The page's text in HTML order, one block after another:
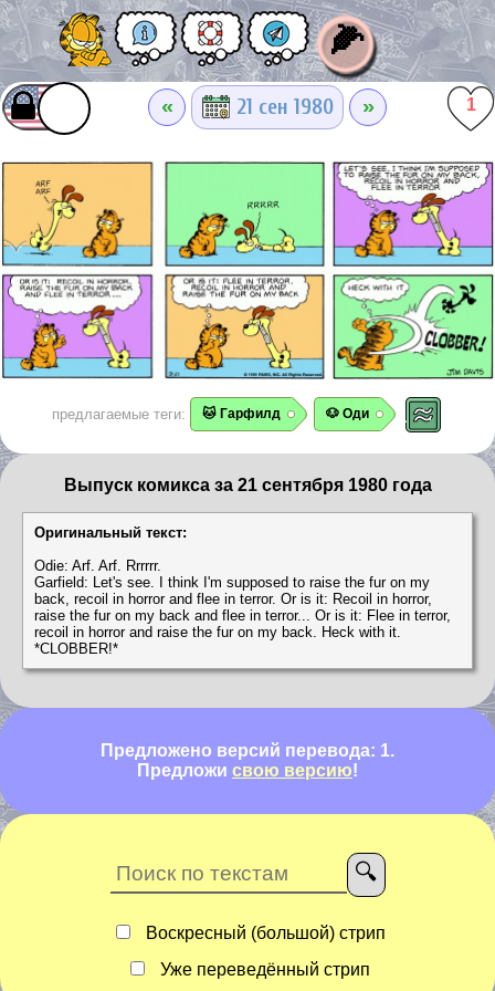
🌽
« 21 сен 1980 » 1
предлагаемые теги: 🐱 Гарфилд 🐶 Оди
Выпуск комикса за 21 сентября 1980 года
Оригинальный текст:
Odie: Arf. Arf. Rrrrrr.
Garfield: Let's see. I think I'm supposed to raise the fur on my
back, recoil in horror and flee in terror. Or is it: Recoil in horror,
raise the fur on my back and flee in terror... Or is it: Flee in terror,
recoil in horror and raise the fur on my back. Heck with it.
*CLOBBER!*
Предложено версий перевода: 1.
Предложи свою версию!
Воскресный (большой) стрип
Уже переведённый стрип